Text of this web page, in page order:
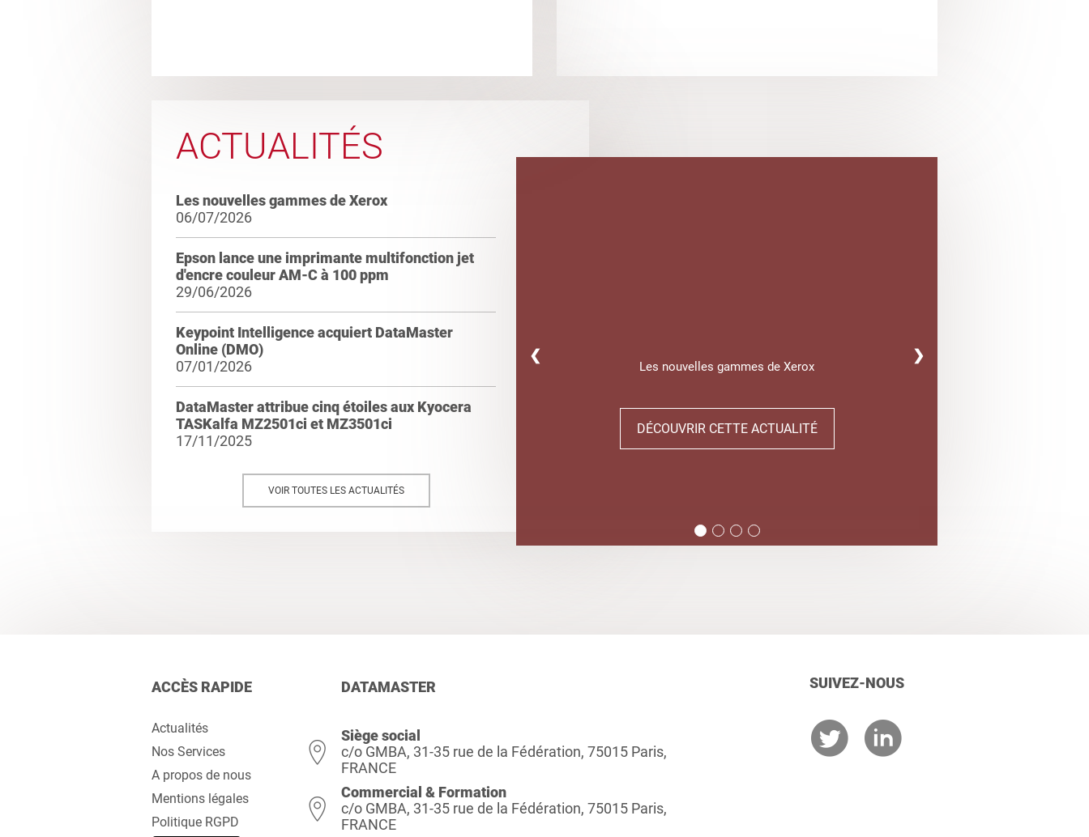
ACTUALITÉS
Les nouvelles gammes de Xerox
06/07/2026
Epson lance une imprimante multifonction jet
d'encre couleur AM-C à 100 ppm
29/06/2026
Keypoint Intelligence acquiert DataMaster
Online (DMO)
07/01/2026
DataMaster attribue cinq étoiles aux Kyocera
TASKalfa MZ2501ci et MZ3501ci
17/11/2025
VOIR TOUTES LES ACTUALITÉS
Les nouvelles gammes de Xerox
DÉCOUVRIR CETTE ACTUALITÉ
❮ ❯
ACCÈS RAPIDE
Actualités
Nos Services
A propos de nous
Mentions légales
Politique RGPD
DATAMASTER
Siège social
c/o GMBA, 31-35 rue de la Fédération, 75015 Paris,
FRANCE
Commercial & Formation
c/o GMBA, 31-35 rue de la Fédération, 75015 Paris,
FRANCE
SUIVEZ-NOUS